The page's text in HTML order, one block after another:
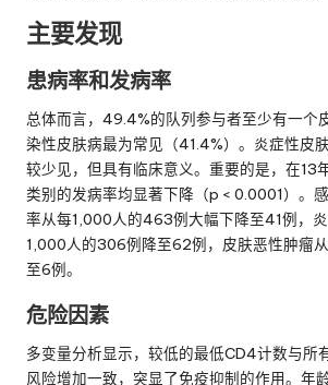
主要发现
患病率和发病率
总体而言，49.4%的队列参与者至少有一个
染性皮肤病最为常见（41.4%）。炎症性皮
较少见，但具有临床意义。重要的是，在13
类别的发病率均显著下降（p < 0.0001）。
率从每1,000人的463例大幅下降至41例，
1,000人的306例降至62例，皮肤恶性肿瘤
至6例。
危险因素
多变量分析显示，较低的最低CD4计数与所
风险增加一致，突显了免疫抑制的作用。年